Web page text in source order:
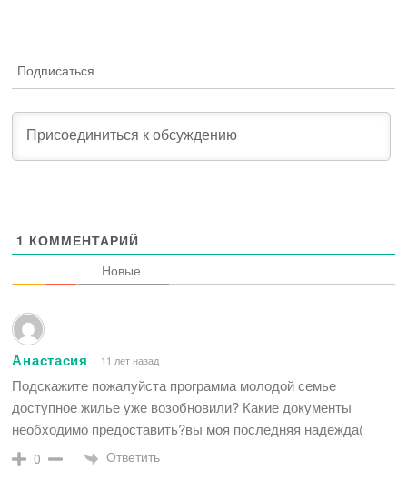
Подписаться
1 КОММЕНТАРИЙ
Новые
Анастасия 11 лет назад
Подскажите пожалуйста программа молодой семье
доступное жилье уже возобновили? Какие документы
необходимо предоставить?вы моя последняя надежда(
0 Ответить